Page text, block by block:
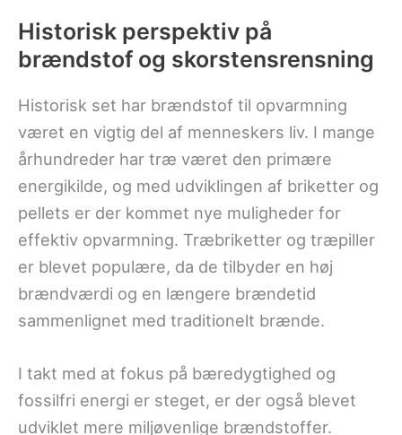
Historisk perspektiv på
brændstof og skorstensrensning
Historisk set har brændstof til opvarmning
været en vigtig del af menneskers liv. I mange
århundreder har træ været den primære
energikilde, og med udviklingen af briketter og
pellets er der kommet nye muligheder for
effektiv opvarmning. Træbriketter og træpiller
er blevet populære, da de tilbyder en høj
brændværdi og en længere brændetid
sammenlignet med traditionelt brænde.
I takt med at fokus på bæredygtighed og
fossilfri energi er steget, er der også blevet
udviklet mere miljøvenlige brændstoffer.